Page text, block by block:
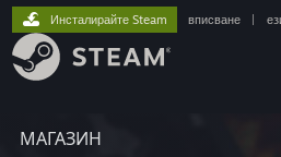
МАГАЗИН
Инсталирайте Steam вписване